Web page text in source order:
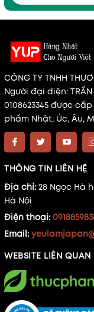
CÔNG TY TNHH
Người đại diện: TRẦN
0108623345 được
phẩm Nhật, Úc, Âu,
THÔNG TIN LIÊN HỆ
Địa chỉ: 28 Ngọc Hà
Hà Nội
Điện thoại:
Email:
WEBSITE LIÊN QUAN